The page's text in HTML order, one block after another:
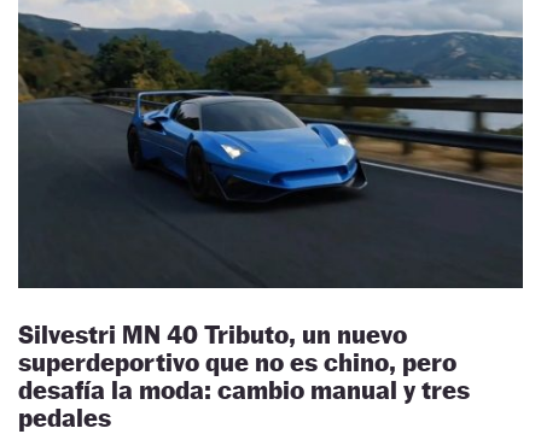
Silvestri MN 40 Tributo, un nuevo
superdeportivo que no es chino, pero
desafía la moda: cambio manual y tres
pedales